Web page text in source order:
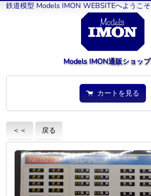
鉄道模型 Models IMON WEBSITEへようこそ
Models IMON通販ショップ
カートを見る
＜＜ 戻る